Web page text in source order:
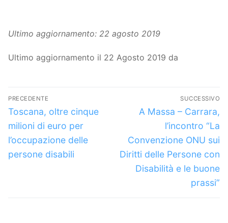
Ultimo aggiornamento: 22 agosto 2019
Ultimo aggiornamento il 22 Agosto 2019 da
Navigazione
articoli
PRECEDENTE
Articolo
precedente:
Toscana, oltre cinque
milioni di euro per
l’occupazione delle
persone disabili
SUCCESSIVO
Articolo
successivo:
A Massa – Carrara,
l’incontro “La
Convenzione ONU sui
Diritti delle Persone con
Disabilità e le buone
prassi”